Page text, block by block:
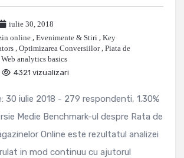
iulie 30, 2018
online , Evenimente & Stiri , Key
, Optimizarea Conversiilor, Piata de
Web analytics basics
4321 vizualizari
30 iulie 2018 - 279 respondenti, 1.30%
Medie Benchmark-ul despre Rata de
Online este rezultatul analizei
in mod continuu cu ajutorul